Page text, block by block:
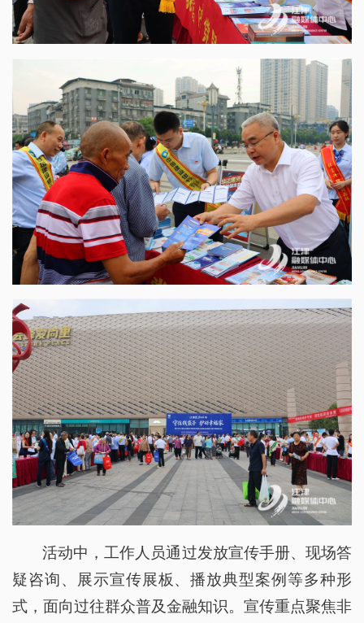
活动中，工作人员通过发放宣传手册、现场答
疑咨询、展示宣传展板、播放典型案例等多种形
式，面向过往群众普及金融知识。宣传重点聚焦非